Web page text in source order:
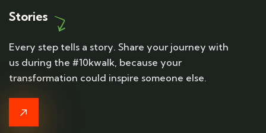
Stories
Every step tells a story. Share your journey with
us during the #10kwalk, because your
transformation could inspire someone else.